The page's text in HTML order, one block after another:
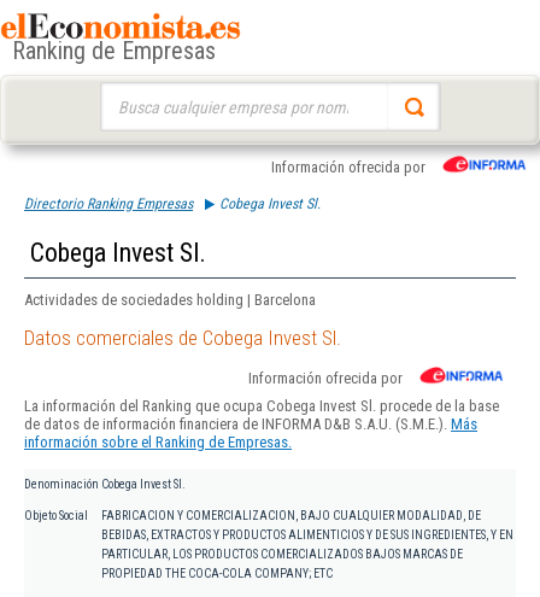
Ranking de Empresas
Información ofrecida por
Directorio Ranking Empresas Cobega Invest Sl.
Cobega Invest Sl.
Actividades de sociedades holding | Barcelona
Datos comerciales de Cobega Invest Sl.
Información ofrecida por
La información del Ranking que ocupa Cobega Invest Sl. procede de la base
de datos de información financiera de INFORMA D&B S.A.U. (S.M.E.). Más
información sobre el Ranking de Empresas.
Denominación Cobega Invest Sl.
Objeto Social
FABRICACION Y COMERCIALIZACION, BAJO CUALQUIER MODALIDAD, DE
BEBIDAS, EXTRACTOS Y PRODUCTOS ALIMENTICIOS Y DE SUS INGREDIENTES, Y EN
PARTICULAR, LOS PRODUCTOS COMERCIALIZADOS BAJOS MARCAS DE
PROPIEDAD THE COCA-COLA COMPANY; ETC